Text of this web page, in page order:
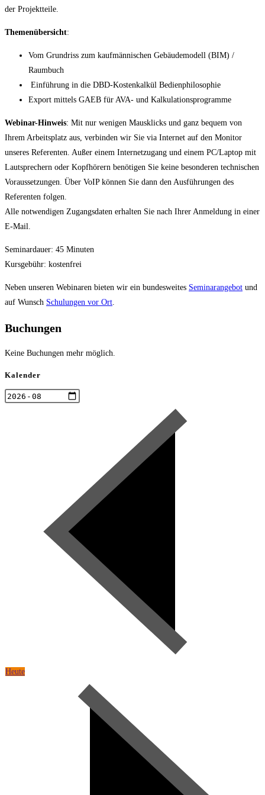
der Projektteile.
Themenübersicht:
Vom Grundriss zum kaufmännischen Gebäudemodell (BIM) /
Raumbuch
Einführung in die DBD-Kostenkalkül Bedienphilosophie
Export mittels GAEB für AVA- und Kalkulationsprogramme
Webinar-Hinweis: Mit nur wenigen Mausklicks und ganz bequem von
Ihrem Arbeitsplatz aus, verbinden wir Sie via Internet auf den Monitor
unseres Referenten. Außer einem Internetzugang und einem PC/Laptop mit
Lautsprechern oder Kopfhörern benötigen Sie keine besonderen technischen
Voraussetzungen. Über VoIP können Sie dann den Ausführungen des
Referenten folgen.
Alle notwendigen Zugangsdaten erhalten Sie nach Ihrer Anmeldung in einer
E-Mail.
Seminardauer: 45 Minuten
Kursgebühr: kostenfrei
Neben unseren Webinaren bieten wir ein bundesweites Seminarangebot und
auf Wunsch Schulungen vor Ort.
Buchungen
Keine Buchungen mehr möglich.
Kalender
Heute